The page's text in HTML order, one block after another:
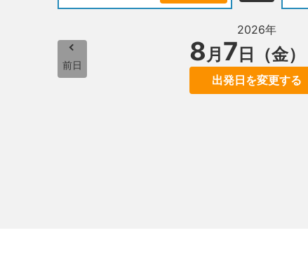
前日
2026年
8月 7 日（金）
出発日を変更する